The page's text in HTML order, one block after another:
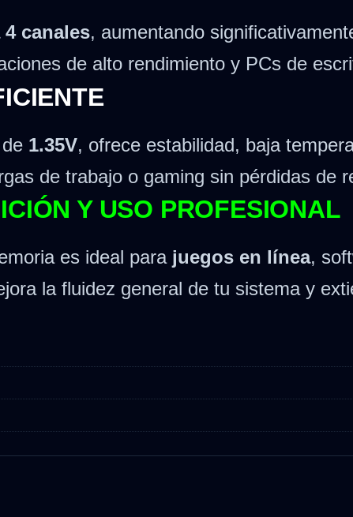
4 canales, aumentando
de alto rendimiento y PCs de
1.35V, ofrece estabilidad, baja
de trabajo o gaming sin pérdidas de
Y USO PROFESIONAL
es ideal para juegos en línea,
la fluidez general de tu sistema y